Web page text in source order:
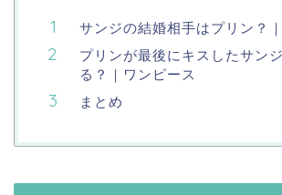
サンジの結婚相手はプリン？
プリンが最後にキスしたサン
る？｜ワンピース
まとめ